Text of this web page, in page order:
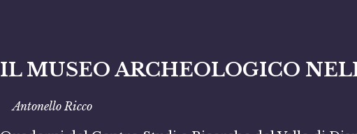
IL MUSEO ARCHEOLOGICO
Antonello Ricco